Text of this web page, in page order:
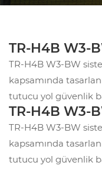
TR-H4B W3-
TR-H4B W3-BW
kapsamında
tutucu yol güvenlik
TR-H4B W3-
TR-H4B W3-BW
kapsamında
tutucu yol güvenlik